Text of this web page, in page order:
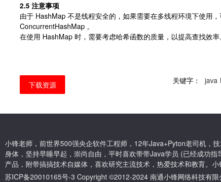
2.5 注意事项
由于 HashMap 不是线程安全的，如果需要在多线程环境下使用
ConcurrentHashMap 。
在使用 HashMap 时，需要考虑哈希函数的质量，以提高查找效
下载资源 关键字： java
小锋老师，前世界500强央企软件工程师，12年Java+Pyton老司机，
身体，坚持早睡早起，崇尚自由，平时喜欢带带Java学员 (已经成功
产品，附带搞搞技术自媒体，喜欢研究主流技术，热爱技术和教育。
苏ICP备20010165号-3 Copyright ©2012-2024 南通小锋网络科技有限